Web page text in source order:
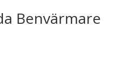
Benvärmare